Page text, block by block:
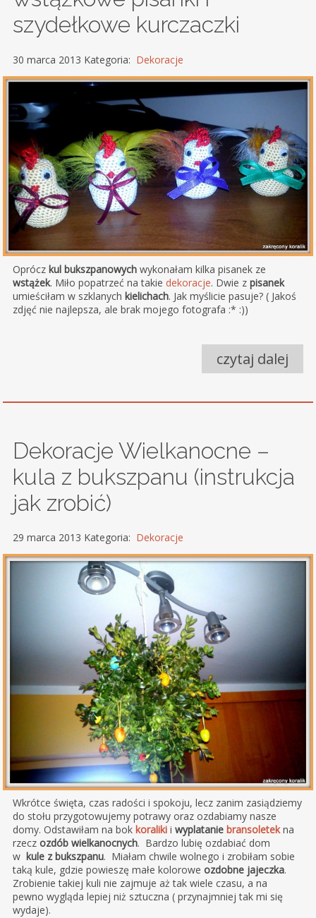
szydełkowe kurczaczki
30 marca 2013 Kategoria: Dekoracje
Oprócz kul bukszpanowychwykonałam kilka pisanek ze
wstążek. Miło popatrzeć na takie dekoracje. Dwie z pisanek
umieściłam w szklanych kielichach. Jak myślicie pasuje? ( Jakoś
zdjęć nie najlepsza, ale brak mojego fotografa :* :))
czytaj dalej
Dekoracje Wielkanocne –
kula z bukszpanu (instrukcja
jak zrobić)
29 marca 2013 Kategoria: Dekoracje
Wkrótce święta, czas radości i spokoju, lecz zanim zasiądziemy
do stołu przygotowujemy potrawy oraz ozdabiamy nasze
domy. Odstawiłam na bok koralikii wyplatanie bransoletekna
rzecz ozdób wielkanocnych. Bardzo lubię ozdabiać dom
w kule z bukszpanu. Miałam chwile wolnego i zrobiłam sobie
taką kule, gdzie powieszę małe kolorowe ozdobne jajeczka.
Zrobienie takiej kuli nie zajmuje aż tak wiele czasu, a na
pewno wygląda lepiej niż sztuczna ( przynajmniej tak mi się
wydaje).